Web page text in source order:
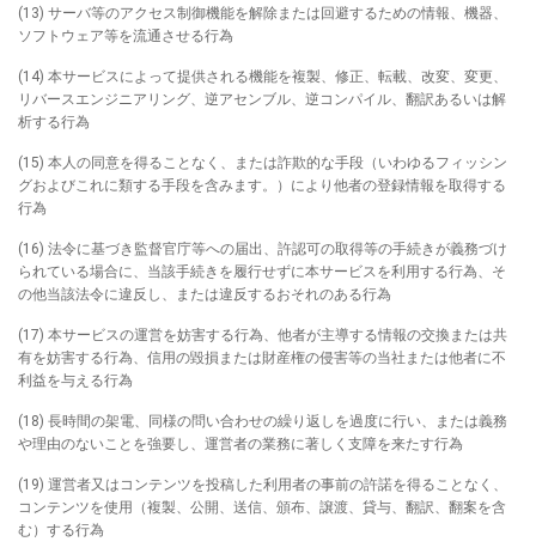
(13) サーバ等のアクセス制御機能を解除または回避するための情報、機器、
ソフトウェア等を流通させる行為
(14) 本サービスによって提供される機能を複製、修正、転載、改変、変更、
リバースエンジニアリング、逆アセンブル、逆コンパイル、翻訳あるいは解
析する行為
(15) 本人の同意を得ることなく、または詐欺的な手段（いわゆるフィッシン
グおよびこれに類する手段を含みます。）により他者の登録情報を取得する
行為
(16) 法令に基づき監督官庁等への届出、許認可の取得等の手続きが義務づけ
られている場合に、当該手続きを履行せずに本サービスを利用する行為、そ
の他当該法令に違反し、または違反するおそれのある行為
(17) 本サービスの運営を妨害する行為、他者が主導する情報の交換または共
有を妨害する行為、信用の毀損または財産権の侵害等の当社または他者に不
利益を与える行為
(18) 長時間の架電、同様の問い合わせの繰り返しを過度に行い、または義務
や理由のないことを強要し、運営者の業務に著しく支障を来たす行為
(19) 運営者又はコンテンツを投稿した利用者の事前の許諾を得ることなく、
コンテンツを使用（複製、公開、送信、頒布、譲渡、貸与、翻訳、翻案を含
む）する行為